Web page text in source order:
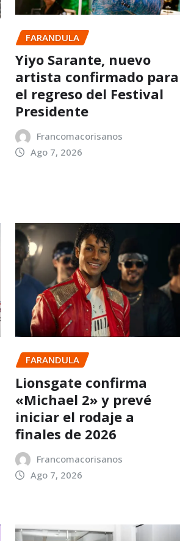
FARANDULA
Yiyo Sarante, nuevo
artista confirmado para
el regreso del Festival
Presidente
Francomacorisanos
Ago 7, 2026
FARANDULA
Lionsgate confirma
«Michael 2» y prevé
iniciar el rodaje a
finales de 2026
Francomacorisanos
Ago 7, 2026